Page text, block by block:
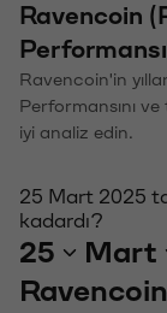
Ravencoin
Performansı
Ravencoin'in
Performansını
iyi analiz edin.
25 Mart 2025
kadardı?
25 Mart
Ravencoin